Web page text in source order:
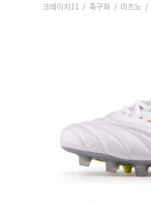
크레이지11 / 축구화 / 미즈노 /